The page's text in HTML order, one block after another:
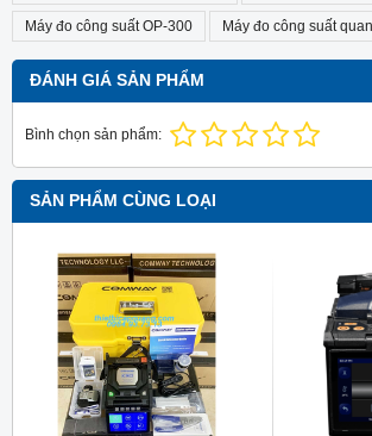
Máy đo công suất OP-300 Máy đo công suất
ĐÁNH GIÁ SẢN PHẨM
Bình chọn sản phẩm:
SẢN PHẨM CÙNG LOẠI